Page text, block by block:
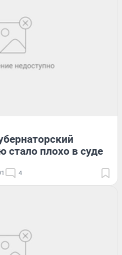
стало плохо в суде
4